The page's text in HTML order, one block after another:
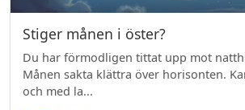
Stiger månen i öster?
Du har förmodligen tittat upp mot
Månen sakta klättra över horisonten.
och med la...